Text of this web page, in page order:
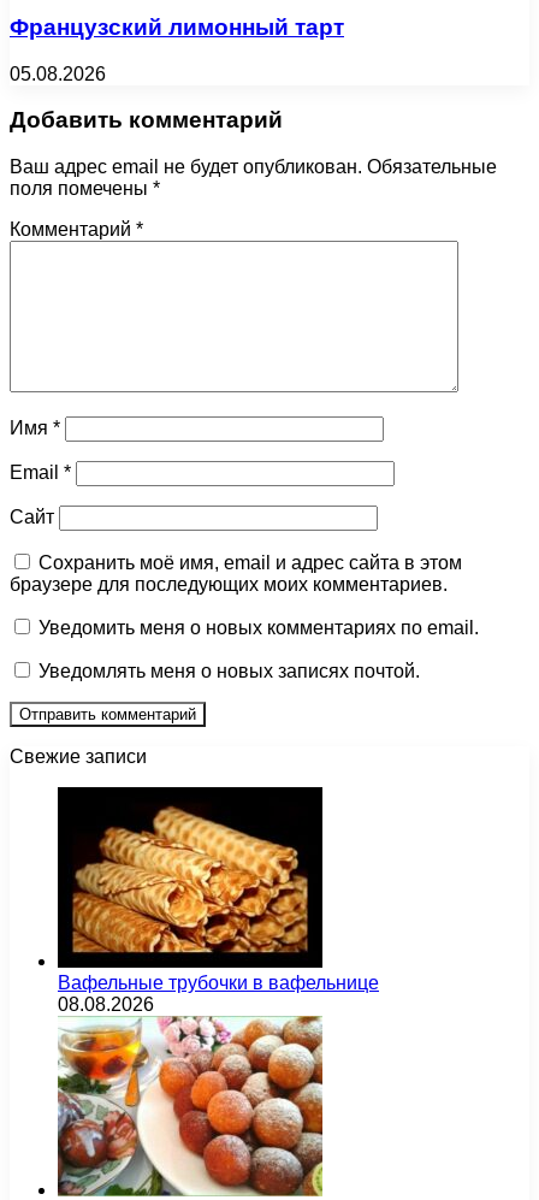
Французский лимонный тарт
05.08.2026
Добавить комментарий
Ваш адрес email не будет опубликован. Обязательные
поля помечены *
Комментарий *
Имя *
Email *
Сайт
Сохранить моё имя, email и адрес сайта в этом
браузере для последующих моих комментариев.
Уведомить меня о новых комментариях по email.
Уведомлять меня о новых записях почтой.
Свежие записи
Вафельные трубочки в вафельнице
08.08.2026